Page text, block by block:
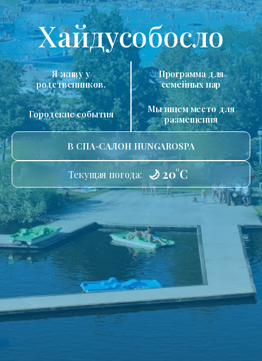
Хайдусобосло
Я живу у
родственников.
Программа для
семейных пар
Городские события
Мы ищем место для
размещения
В СПА-САЛОН HUNGAROSPA
Текущая погода: 🌙 20°C